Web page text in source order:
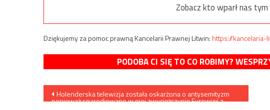
Zobacz kto wparł nas tym
Dziękujemy za pomoc prawną Kancelarii Prawnej Litwin:https://kancelaria-
PODOBA CI SIĘ TO CO ROBIMY?
Nawigacja
Holenderska telewizja została oskarżona o antysemityzm
ponieważ sparodiowano w niej zwyciężczynię Eurowizji z